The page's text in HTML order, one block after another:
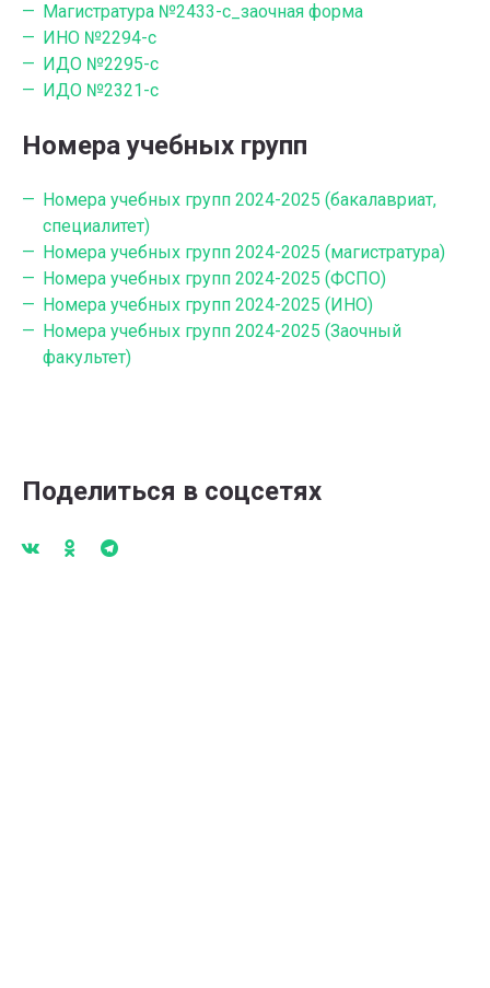
Магистратура №2433-с_заочная форма
ИНО №2294-с
ИДО №2295-с
ИДО №2321-с
Номера учебных групп
Номера учебных групп 2024-2025 (бакалавриат,
специалитет)
Номера учебных групп 2024-2025 (магистратура)
Номера учебных групп 2024-2025 (ФСПО)
Номера учебных групп 2024-2025 (ИНО)
Номера учебных групп 2024-2025 (Заочный
факультет)
Поделиться в соцсетях